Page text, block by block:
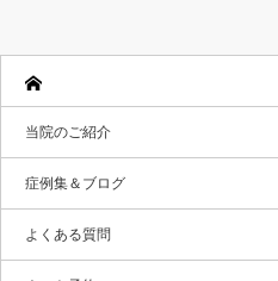
当院のご紹介
症例集＆ブログ
よくある質問